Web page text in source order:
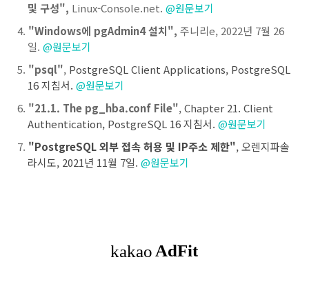
및 구성", Linux-Console.net. @원문보기
"Windows에 pgAdmin4 설치", 주니리e, 2022년 7월 26
일. @원문보기
"psql", PostgreSQL Client Applications, PostgreSQL
16 지침서. @원문보기
"21.1. The pg_hba.conf File", Chapter 21. Client
Authentication, PostgreSQL 16 지침서. @원문보기
"PostgreSQL 외부 접속 허용 및 IP주소 제한", 오렌지파솔
라시도, 2021년 11월 7일. @원문보기